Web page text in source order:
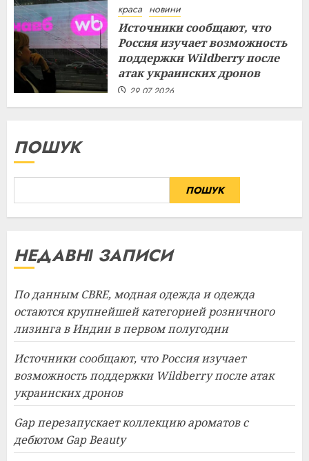
краса новини
Источники сообщают, что
Россия изучает возможность
поддержки Wildberry после
атак украинских дронов
29.07.2026
ПОШУК
ПОШУК
НЕДАВНІ ЗАПИСИ
По данным CBRE, модная одежда и одежда
остаются крупнейшей категорией розничного
лизинга в Индии в первом полугодии
Источники сообщают, что Россия изучает
возможность поддержки Wildberry после атак
украинских дронов
Gap перезапускает коллекцию ароматов с
дебютом Gap Beauty